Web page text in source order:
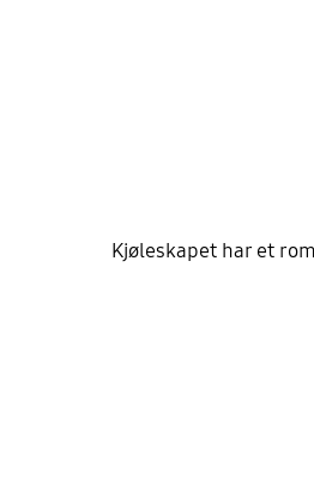
Kjøleskapet har et